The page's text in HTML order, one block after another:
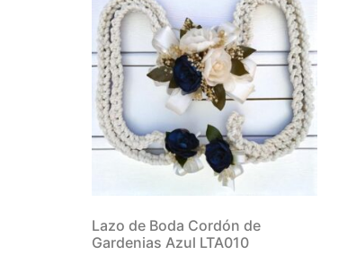
Lazo de Boda Cordón de
Gardenias Azul LTA010